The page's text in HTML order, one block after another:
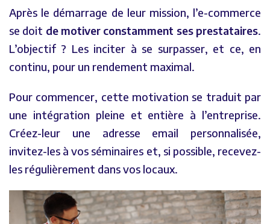
Après le démarrage de leur mission, l’e-commerce
se doit de motiver constamment ses prestataires.
L’objectif ? Les inciter à se surpasser, et ce, en
continu, pour un rendement maximal.
Pour commencer, cette motivation se traduit par
une intégration pleine et entière à l’entreprise.
Créez-leur une adresse email personnalisée,
invitez-les à vos séminaires et, si possible, recevez-
les régulièrement dans vos locaux.